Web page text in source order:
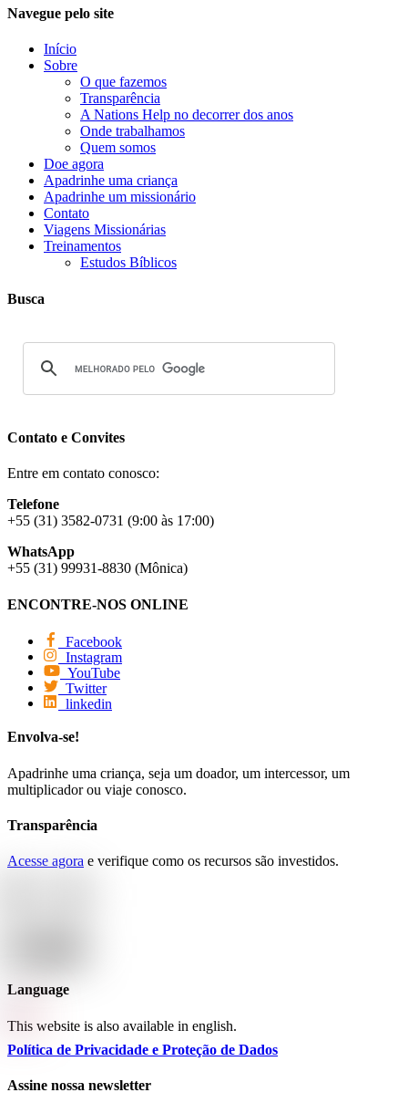
Navegue pelo site
Início
Sobre
O que fazemos
Transparência
A Nations Help no decorrer dos anos
Onde trabalhamos
Quem somos
Doe agora
Apadrinhe uma criança
Apadrinhe um missionário
Contato
Viagens Missionárias
Treinamentos
Estudos Bíblicos
Busca
Contato e Convites
Entre em contato conosco:
Telefone
+55 (31) 3582-0731 (9:00 às 17:00)
WhatsApp
+55 (31) 99931-8830 (Mônica)
ENCONTRE-NOS ONLINE
Facebook
Instagram
YouTube
Twitter
linkedin
Envolva-se!
Apadrinhe uma criança, seja um doador, um intercessor, um
multiplicador ou viaje conosco.
Transparência
Acesse agora e verifique como os recursos são investidos.
Language
This website is also available in english.
Política de Privacidade e Proteção de Dados
Assine nossa newsletter